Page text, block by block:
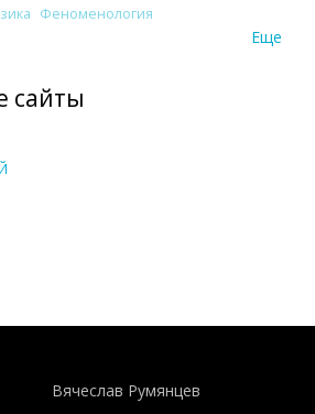
Феноменология
Еще
сайты
Вячеслав Румянцев